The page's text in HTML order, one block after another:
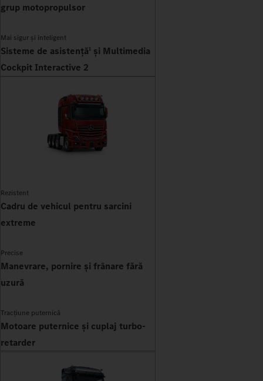
grup motopropulsor
Mai sigur și inteligent
Sisteme de asistență1 și Multimedia
Cockpit Interactive 2
Rezistent
Cadru de vehicul pentru sarcini
extreme
Precise
Manevrare, pornire și frânare fără
uzură
Tracțiune puternică
Motoare puternice și cuplaj turbo-
retarder